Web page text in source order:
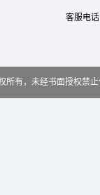
客服电
所有，未经书面授权